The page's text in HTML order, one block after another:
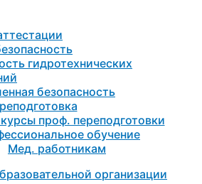
гидротехнических
безопасность
проф. переподготовки
обучение
Мед. работникам
организации